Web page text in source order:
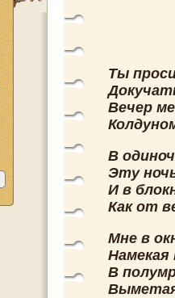
Ты
Вечер
В
Эту
И в
Как от
Мне в
Намекая
В